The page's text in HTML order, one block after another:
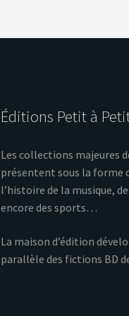
Éditions Petit à
Les collections majeures
présentent sous la forme
l’histoire de la musique,
encore des sports…
La maison d’édition
parallèle des fictions BD